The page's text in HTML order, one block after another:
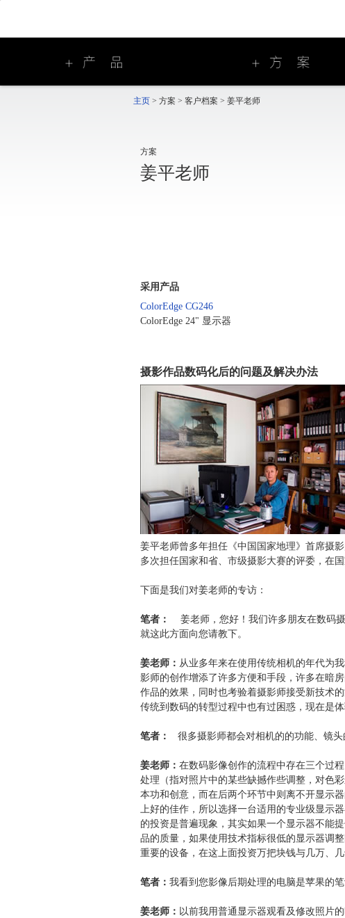
主页 > 方案 > 客户档案 > 姜平老师
方案
姜平老师
采用产品
ColorEdge CG246
ColorEdge 24" 显示器
摄影作品数码化后的问题及解决办法
姜平老师曾多年担任《中国国家地理》首席摄
多次担任国家和省、市级摄影大赛的评委，在
下面是我们对姜老师的专访：
笔者：
姜老师，您好！我们许多朋友在数码
就这此方面向您请教下。
姜老师： 从业多年来在使用传统相机的年代为
影师的创作增添了许多方便和手段，许多在暗
作品的效果，同时也考验着摄影师接受新技术
传统到数码的转型过程中也有过困惑，现在是
笔者： 很多摄影师都会对相机的的功能、镜
姜老师： 在数码影像创作的流程中存在三个过
处理（指对照片中的某些缺撼作些调整，对色
本功和创意，而在后两个环节中则离不开显示
上好的佳作，所以选择一台适用的专业级显示
的投资是普遍现象，其实如果一个显示器不能
品的质量，如果使用技术指标很低的显示器调
重要的设备，在这上面投资万把块钱与几万、
笔者： 我看到您影像后期处理的电脑是苹果的
姜老师： 以前我用普通显示器观看及修改照片